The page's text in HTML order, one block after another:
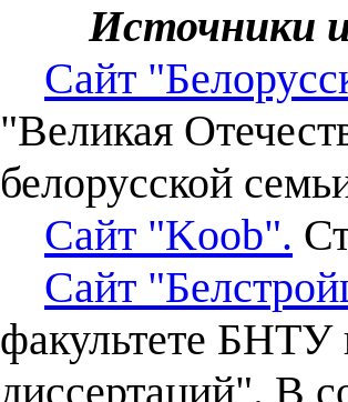
Источники
Сайт
"Великая
белорусской
Сайт "Koob".
Сайт
факультете БНТУ
диссертаций". В